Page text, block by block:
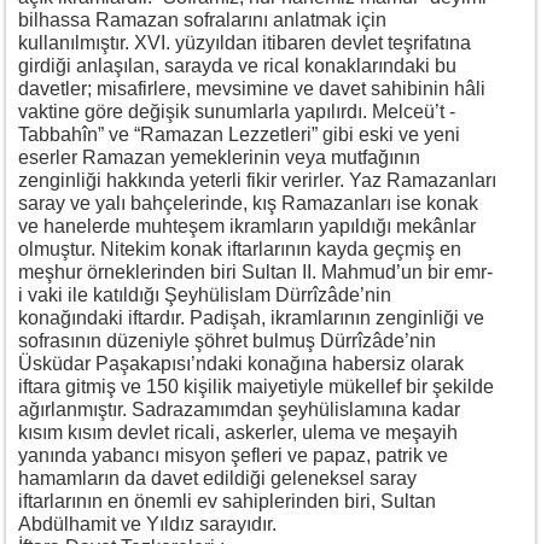
bilhassa Ramazan sofralarını anlatmak için
kullanılmıştır. XVI. yüzyıldan itibaren devlet teşrifatına
girdiği anlaşılan, sarayda ve rical konaklarındaki bu
davetler; misafirlere, mevsimine ve davet sahibinin hâli
vaktine göre değişik sunumlarla yapılırdı. Melceü’t -
Tabbahîn” ve “Ramazan Lezzetleri” gibi eski ve yeni
eserler Ramazan yemeklerinin veya mutfağının
zenginliği hakkında yeterli fikir verirler. Yaz Ramazanları
saray ve yalı bahçelerinde, kış Ramazanları ise konak
ve hanelerde muhteşem ikramların yapıldığı mekânlar
olmuştur. Nitekim konak iftarlarının kayda geçmiş en
meşhur örneklerinden biri Sultan II. Mahmud’un bir emr-
i vaki ile katıldığı Şeyhülislam Dürrîzâde’nin
konağındaki iftardır. Padişah, ikramlarının zenginliği ve
sofrasının düzeniyle şöhret bulmuş Dürrîzâde’nin
Üsküdar Paşakapısı’ndaki konağına habersiz olarak
iftara gitmiş ve 150 kişilik maiyetiyle mükellef bir şekilde
ağırlanmıştır. Sadrazamımdan şeyhülislamına kadar
kısım kısım devlet ricali, askerler, ulema ve meşayih
yanında yabancı misyon şefleri ve papaz, patrik ve
hamamların da davet edildiği geleneksel saray
iftarlarının en önemli ev sahiplerinden biri, Sultan
Abdülhamit ve Yıldız sarayıdır.